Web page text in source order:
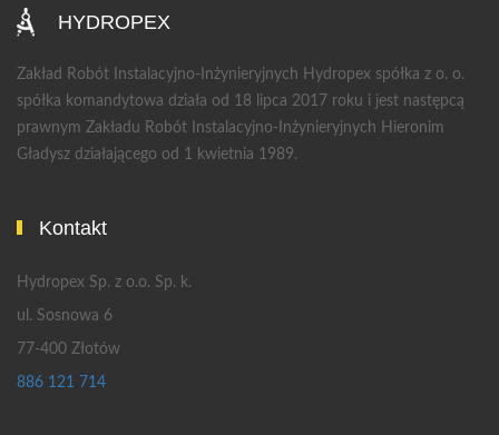
HYDROPEX
Zakład Robót Instalacyjno-Inżynieryjnych Hydropex spółka z o. o.
spółka komandytowa działa od 18 lipca 2017 roku i jest następcą
prawnym Zakładu Robót Instalacyjno-Inżynieryjnych Hieronim
Gładysz działającego od 1 kwietnia 1989.
Kontakt
Hydropex Sp. z o.o. Sp. k.
ul. Sosnowa 6
77-400 Złotów
886 121 714